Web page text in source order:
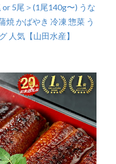
5尾＞(1尾140g〜) うな
焼 かばやき 冷凍 惣菜 う
人気【山田水産】